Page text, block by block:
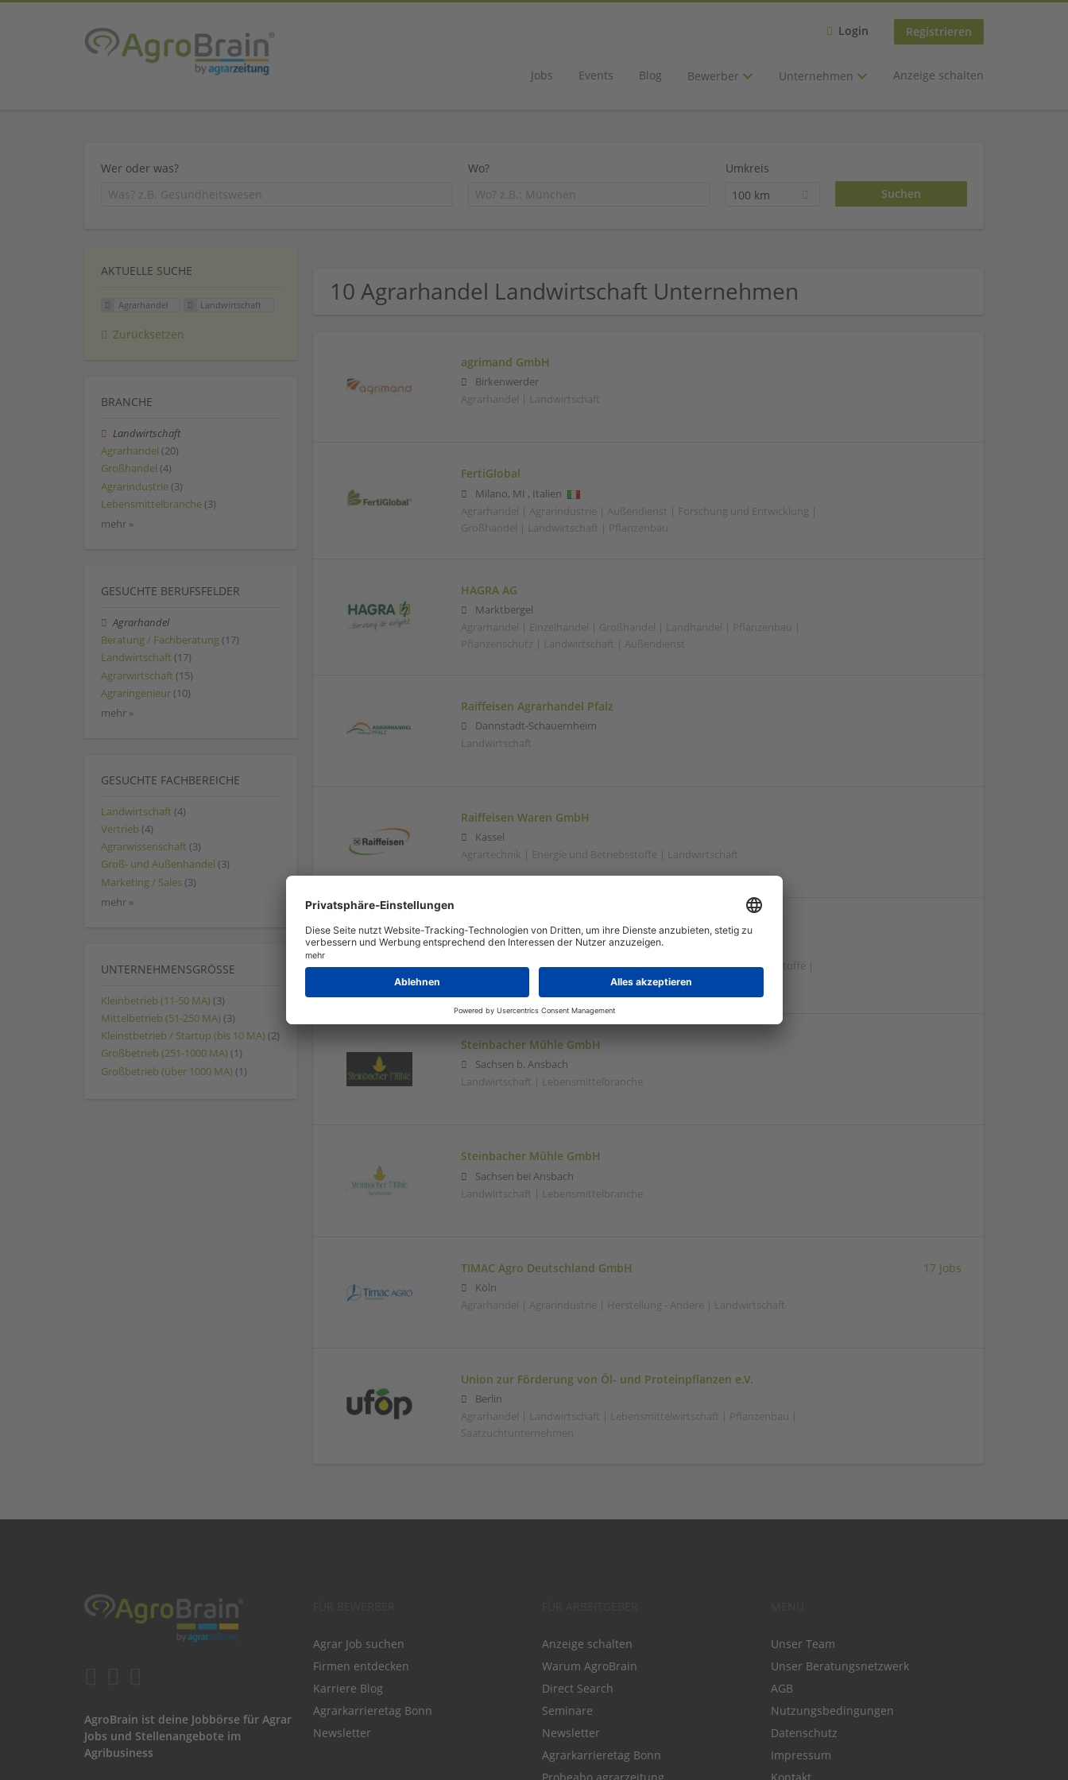
Login Registrieren
Jobs Events Blog Bewerber Unternehmen Anzeige schalten
Wer oder was? Wo?
Umkreis
100 km
10 Agrarhandel Landwirtschaft Unternehmen
agrimand GmbH
Birkenwerder
Agrarhandel | Landwirtschaft
FertiGlobal
Milano, MI , Italien
Agrarhandel | Agrarindustrie | Außendienst | Forschung und Entwicklung |
Großhandel | Landwirtschaft | Pflanzenbau
HAGRA AG
Marktbergel
Agrarhandel | Einzelhandel | Großhandel | Landhandel | Pflanzenbau |
Pflanzenschutz | Landwirtschaft | Außendienst
Raiffeisen Agrarhandel Pfalz
Dannstadt-Schauernheim
Landwirtschaft
Raiffeisen Waren GmbH
Kassel
Agrartechnik | Energie und Betriebsstoffe | Landwirtschaft
RAISA eG
Stade
Landwirtschaft | Agrarhandel | Einzelhandel | Energie und Betriebsstoffe |
Steinbacher Mühle GmbH
Sachsen b. Ansbach
Landwirtschaft | Lebensmittelbranche
Steinbacher Mühle GmbH
Sachsen bei Ansbach
Landwirtschaft | Lebensmittelbranche
TIMAC Agro Deutschland GmbH
Köln
Agrarhandel | Agrarindustrie | Herstellung - Andere | Landwirtschaft
17 Jobs
Union zur Förderung von Öl- und Proteinpflanzen e.V.
Berlin
Agrarhandel | Landwirtschaft | Lebensmittelwirtschaft | Pflanzenbau |
Saatzuchtunternehmen
AKTUELLE SUCHE
Agrarhandel Landwirtschaft
Zurücksetzen
BRANCHE
Landwirtschaft
Agrarhandel (20)
Großhandel (4)
Agrarindustrie (3)
Lebensmittelbranche (3)
mehr »
GESUCHTE BERUFSFELDER
Agrarhandel
Beratung / Fachberatung (17)
Landwirtschaft (17)
Agrarwirtschaft (15)
Agraringenieur (10)
mehr »
GESUCHTE FACHBEREICHE
Landwirtschaft (4)
Vertrieb (4)
Agrarwissenschaft (3)
Groß- und Außenhandel (3)
Marketing / Sales (3)
mehr »
UNTERNEHMENSGRÖSSE
Kleinbetrieb (11-50 MA) (3)
Mittelbetrieb (51-250 MA) (3)
Kleinstbetrieb / Startup (bis 10 MA) (2)
Großbetrieb (251-1000 MA) (1)
Großbetrieb (über 1000 MA) (1)
AgroBrain ist deine Jobbörse für Agrar
Jobs und Stellenangebote im
Agribusiness
Agrar Job suchen
Firmen entdecken
Karriere Blog
Agrarkarrieretag Bonn
Newsletter
Anzeige schalten
Warum AgroBrain
Direct Search
Seminare
Newsletter
Agrarkarrieretag Bonn
Unser Team
Unser Beratungsnetzwerk
AGB
Nutzungsbedingungen
Datenschutz
Impressum